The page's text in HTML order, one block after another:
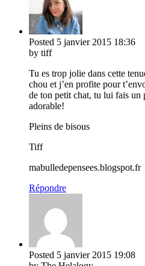
Posted 5 janvier 2015 18:36
by tiff
Tu es trop jolie dans cette
chou et j’en profite pour
de ton petit chat, tu lui fais un
adorable!
Pleins de bisous
Tiff
mabulledepensees.blogspot.fr
Répondre
Posted 5 janvier 2015 19:08